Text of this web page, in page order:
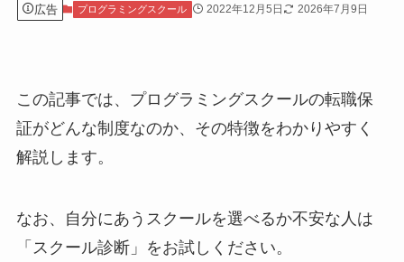
広告 プログラミングスクール 2022年12月5日 2026年7月9日
この記事では、プログラミングスクールの転職保
証がどんな制度なのか、その特徴をわかりやすく
解説します。
なお、自分にあうスクールを選べるか不安な人は
「スクール診断」をお試しください。